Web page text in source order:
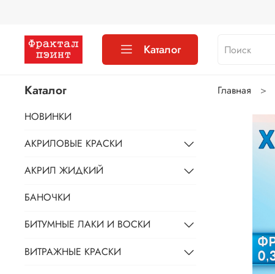
Каталог
Главная
Каталог
НОВИНКИ
АКРИЛОВЫЕ КРАСКИ
АКРИЛ ЖИДКИЙ
БАНОЧКИ
БИТУМНЫЕ ЛАКИ И ВОСКИ
ВИТРАЖНЫЕ КРАСКИ